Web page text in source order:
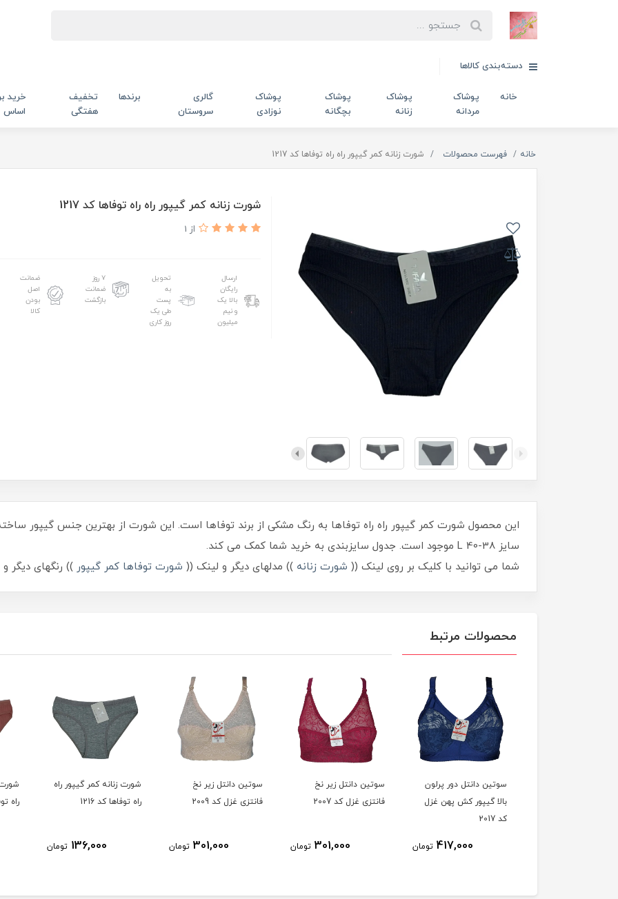
دسته‌بندی کالاها
خانه
پوشاک
مردانه
پوشاک
زنانه
پوشاک
بچگانه
پوشاک
نوزادی
گالری
سروستان
برندها
تخفیف
هفتگی
خرید
اساس
خانه فهرست محصولات شورت زنانه کمر گیپور راه راه توفاها کد 1217
شورت زنانه کمر گیپور راه راه توفاها کد 1217
از 1
ارسال
رایگان
بالا یک
و نیم
میلیون
تحویل
به
پست
طی یک
روز کاری
۷ روز
ضمانت
بازگشت
ضمانت
اصل
بودن
کالا
این محصول شورت کمر گیپور راه راه توفاها به رنگ مشکی از برند توفاها است. این شورت از بهترین جنس گیپور
سایز L 40-38 موجود است. جدول سایزبندی به خرید شما کمک می کند.
شما می توانید با کلیک بر روی لینک (( شورت زنانه )) مدلهای دیگر و لینک (( شورت توفاها کمر گیپور )) رنگهای دیگر
محصولات مرتبط
سوتین دانتل دور پرلون
بالا گیپور کش پهن غزل
کد 2017
417,000 تومان
سوتین دانتل زیر نخ
فانتزی غزل کد 2007
301,000 تومان
سوتین دانتل زیر نخ
فانتزی غزل کد 2009
301,000 تومان
شورت زنانه کمر گیپور راه
راه توفاها کد 1216
136,000 تومان
شورت
راه